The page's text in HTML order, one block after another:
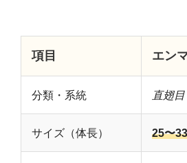
項目 エン
分類・系統 直翅目
サイズ（体長） 25〜